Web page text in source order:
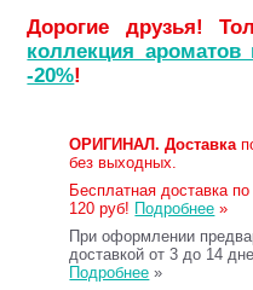
Дорогие друзья!
коллекция
-20%!
ОРИГИНАЛ. Доставка
без выходных.
Бесплатная доставка
120 руб! Подробнее »
При оформлении
доставкой от 3 до 14
Подробнее »